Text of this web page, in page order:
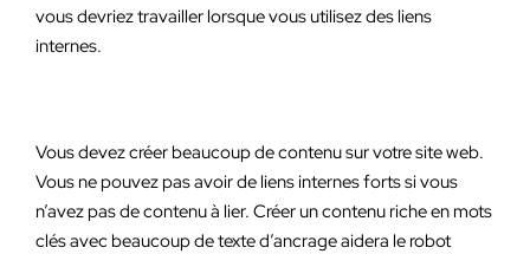
vous devriez travailler lorsque vous utilisez des liens
internes.
Vous devez créer beaucoup de contenu sur votre site web.
Vous ne pouvez pas avoir de liens internes forts si vous
n’avez pas de contenu à lier. Créer un contenu riche en mots
clés avec beaucoup de texte d’ancrage aidera le robot